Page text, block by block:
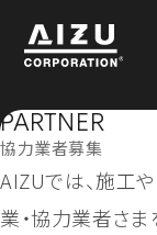
PARTNER
協力業者募集
AIZUでは、施工
業・協力業者さ